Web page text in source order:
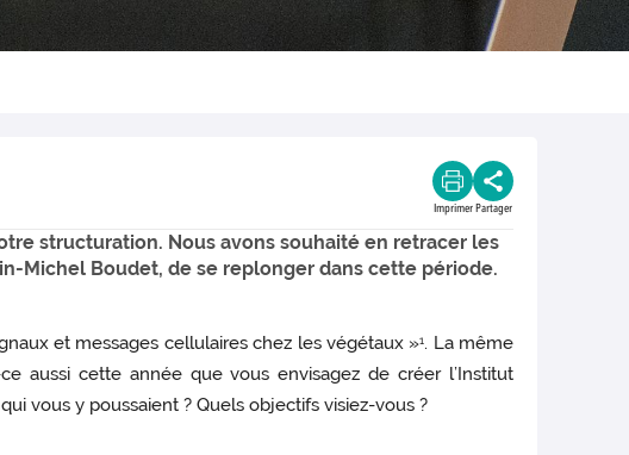
Imprimer Partager
structuration. Nous avons souhaité en retracer les
Michel Boudet, de se replonger dans cette période.
et messages cellulaires chez les végétaux »1 . La même
aussi cette année que vous envisagez de créer l’Institut
vous y poussaient ? Quels objectifs visiez-vous ?